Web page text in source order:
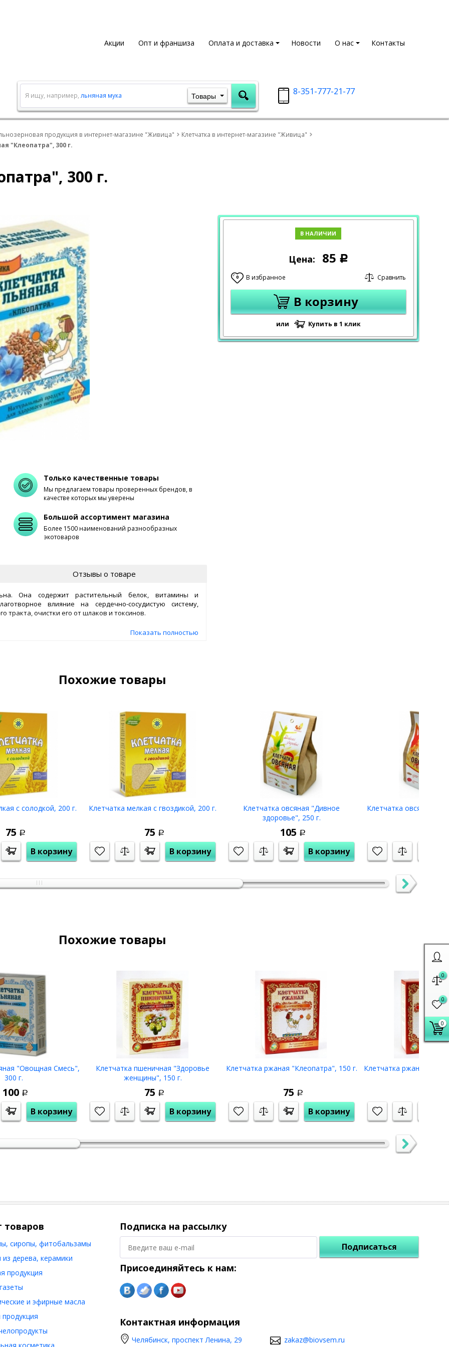
0
0
0
Акции Опт и франшиза Оплата и доставка Новости О нас Контакты
8-351-777-21-77
Я ищу, например, льняная мука Товары
продукция в интернет-магазине "Живица"
Клетчатка в интернет-магазине "Живица"
"Клеопатра", 300 г.
300 г.
В НАЛИЧИИ
Цена: 85 Р
0 В избранное Сравнить
В корзину
или Купить в 1 клик
Только качественные товары
Мы предлагаем товары проверенных брендов, в
качестве которых мы уверены
Большой ассортимент магазина
Более 1500 наименований разнообразных
экотоваров
Отзывы о товаре
Она содержит растительный белок, витамины и
влияние на сердечно-сосудистую систему,
тракта, очистки его от шлаков и токсинов.
пшеницы, богатейшим источником витамина Е и
Хорошо также добавлять клетчатку льняную в каши,
болезни желудка и двенадцатиперстной кишки в
(300 г.) с доставкой по всей России !
Показать полностью
Похожие товары
с солодкой, 200 г.
75 Р
В корзину
Клетчатка мелкая с гвоздикой, 200 г.
75 Р
В корзину
Клетчатка овсяная "Дивное
здоровье", 250 г.
105 Р
В корзину
Клетчатка овсяная
Похожие товары
"Овощная Смесь",
300 г.
100 Р
В корзину
Клетчатка пшеничная "Здоровье
женщины", 150 г.
75 Р
В корзину
Клетчатка ржаная "Клеопатра", 150 г.
75 Р
В корзину
Клетчатка ржаная "С
товаров
сиропы, фитобальзамы
из дерева, керамики
продукция
и эфирные масла
Подписка на рассылку
Подписаться
Присоединяйтесь к нам:
Контактная информация
Челябинск, проспект Ленина, 29 zakaz@biovsem.ru